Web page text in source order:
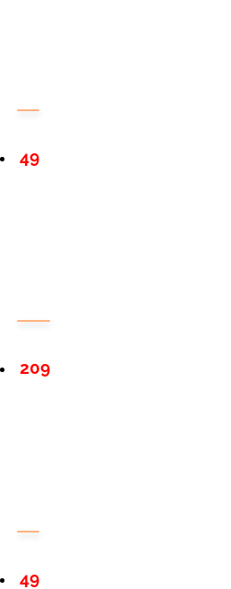
49
209
49